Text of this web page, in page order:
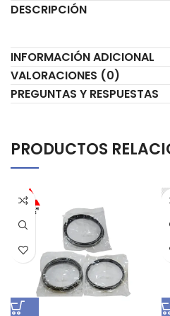
DESCRIPCIÓN
INFORMACIÓN ADICIONAL
VALORACIONES (0)
PREGUNTAS Y RESPUESTAS
PRODUCTOS